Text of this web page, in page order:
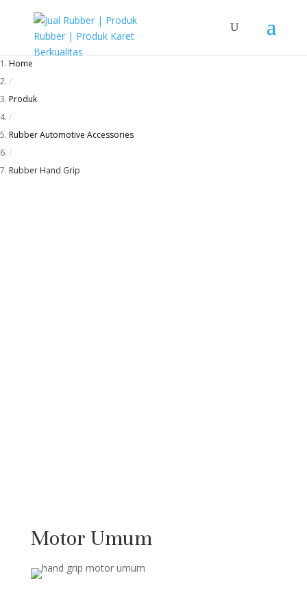
Home
/
Produk
/
Rubber Automotive Accessories
/
Rubber Hand Grip
Motor Umum